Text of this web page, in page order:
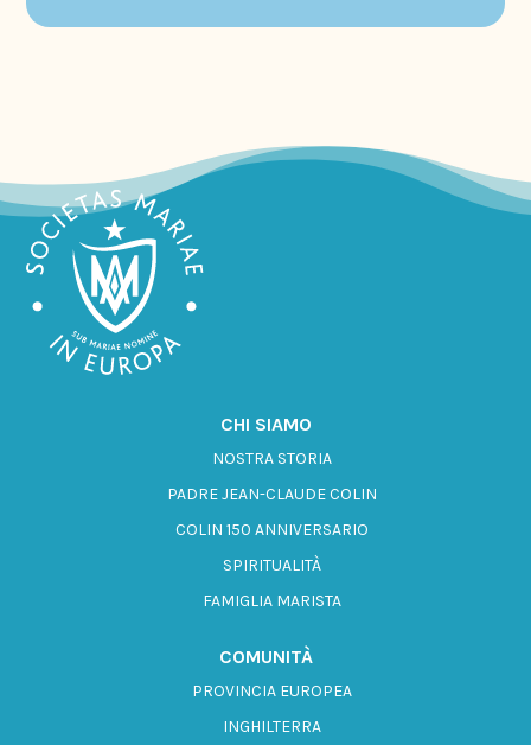
CHI SIAMO
NOSTRA STORIA
PADRE JEAN-CLAUDE COLIN
COLIN 150 ANNIVERSARIO
SPIRITUALITÀ
FAMIGLIA MARISTA
COMUNITÀ
PROVINCIA EUROPEA
INGHILTERRA